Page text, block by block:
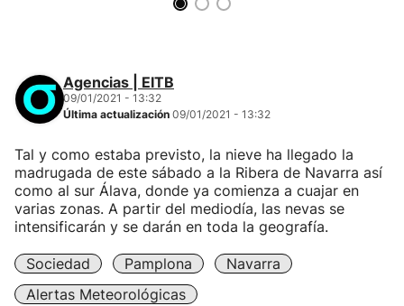
Agencias | EITB
09/01/2021 - 13:32
Última actualización 09/01/2021 - 13:32
Tal y como estaba previsto, la nieve ha llegado la
madrugada de este sábado a la Ribera de Navarra así
como al sur Álava, donde ya comienza a cuajar en
varias zonas. A partir del mediodía, las nevas se
intensificarán y se darán en toda la geografía.
Sociedad Pamplona
Navarra
Alertas Meteorológicas